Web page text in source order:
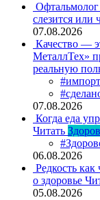
Офтальмолог
слезится или
07.08.2026
Качество —
МеталлТех»
реальную
07.08.2026
Когда еда
Читать
06.08.2026
Редкость как
о здоровье
05.08.2026